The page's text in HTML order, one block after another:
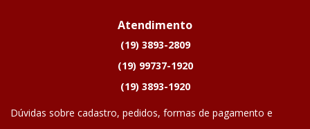
Atendimento
(19) 3893-2809
(19) 99737-1920
(19) 3893-1920
Dúvidas sobre cadastro, pedidos, formas de pagamento e